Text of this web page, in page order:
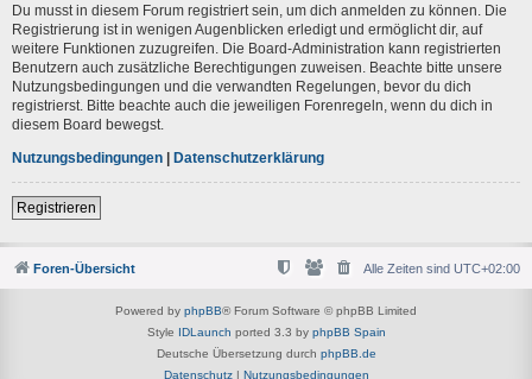
Du musst in diesem Forum registriert sein, um dich anmelden zu können. Die
Registrierung ist in wenigen Augenblicken erledigt und ermöglicht dir, auf
weitere Funktionen zuzugreifen. Die Board-Administration kann registrierten
Benutzern auch zusätzliche Berechtigungen zuweisen. Beachte bitte unsere
Nutzungsbedingungen und die verwandten Regelungen, bevor du dich
registrierst. Bitte beachte auch die jeweiligen Forenregeln, wenn du dich in
diesem Board bewegst.
Nutzungsbedingungen | Datenschutzerklärung
Registrieren
Foren-Übersicht Alle Zeiten sind UTC+02:00
Powered by phpBB® Forum Software © phpBB Limited
Style IDLaunch ported 3.3 by phpBB Spain
Deutsche Übersetzung durch phpBB.de
Datenschutz| Nutzungsbedingungen